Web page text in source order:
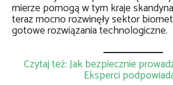
mierze pomogą w tym kraje
teraz mocno rozwinęły sektor
gotowe rozwiązania technologiczne.
Czytaj też: Jak bezpiecznie
Eksperci